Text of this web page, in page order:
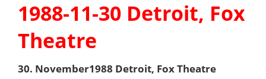
1988-11-30 Detroit, Fox
Theatre
30. November1988 Detroit, Fox Theatre